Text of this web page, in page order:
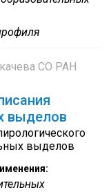
СО РАН
выделов
выделов